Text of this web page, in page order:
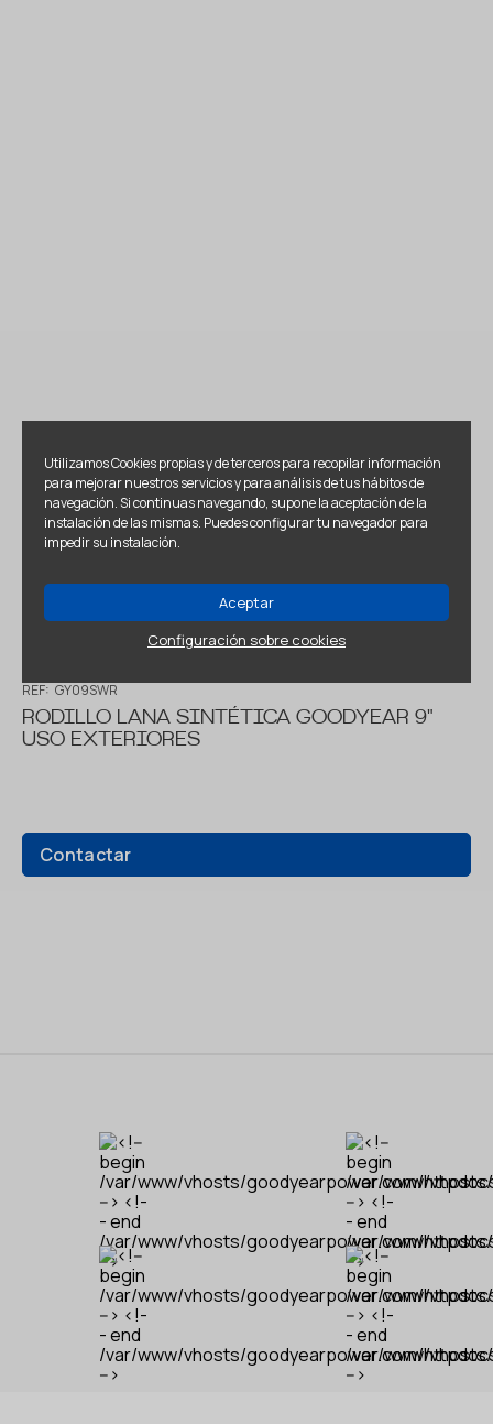
Utilizamos Cookies propias y de terceros para recopilar información
para mejorar nuestros servicios y para análisis de tus hábitos de
navegación. Si continuas navegando, supone la aceptación de la
instalación de las mismas. Puedes configurar tu navegador para
impedir su instalación.
Aceptar
Configuración sobre cookies
REF: GY09SWR
RODILLO LANA SINTÉTICA GOODYEAR 9"
USO EXTERIORES
Contactar